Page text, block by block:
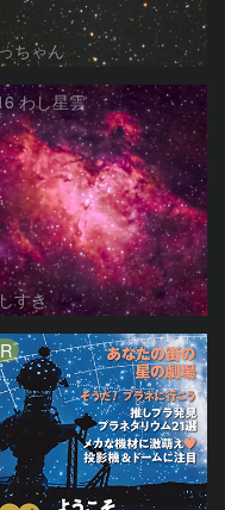
ちゃん
わし星雲
すき